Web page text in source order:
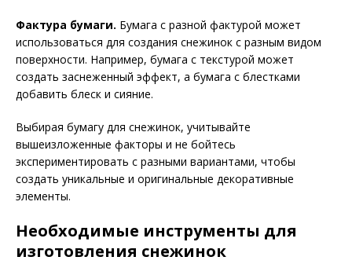
Фактура бумаги. Бумага с разной фактурой может
использоваться для создания снежинок с разным видом
поверхности. Например, бумага с текстурой может
создать заснеженный эффект, а бумага с блестками
добавить блеск и сияние.
Выбирая бумагу для снежинок, учитывайте
вышеизложенные факторы и не бойтесь
экспериментировать с разными вариантами, чтобы
создать уникальные и оригинальные декоративные
элементы.
Необходимые инструменты для
изготовления снежинок